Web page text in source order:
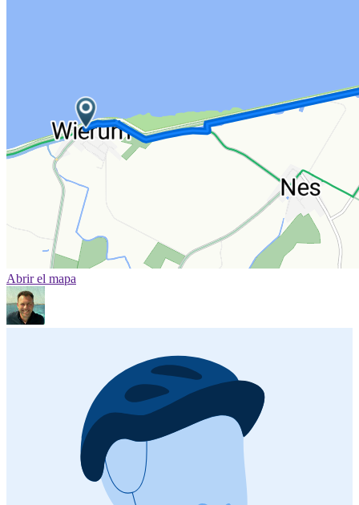
Abrir el mapa